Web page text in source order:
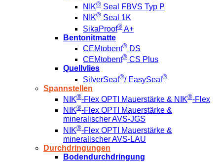
NIK® Seal FBVS Typ P
NIK® Seal 1K
SikaProof® A+
Bentonitmatte
CEMtobent® DS
CEMtobent® CS Plus
Quellvlies
SilverSeal ®/ EasySeal ®
Spannstellen
NIK®-Flex OPTI Mauerstärke & NIK®-Flex
NIK®-Flex OPTI Mauerstärke &
mineralischer AVS-JGS
NIK®-Flex OPTI Mauerstärke &
mineralischer AVS-LAU
Durchdringungen
Bodendurchdringung